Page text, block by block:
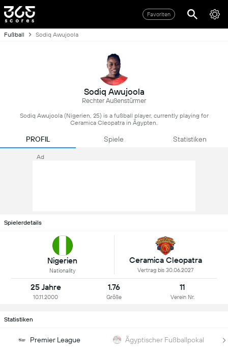
Favoriten
Fußball Sodiq Awujoola
Sodiq Awujoola
Rechter Außenstürmer
Sodiq Awujoola (Nigerien, 25) is a fußball player, currently playing for
Ceramica Cleopatra in Ägypten.
PROFIL Spiele Statistiken
Ad
Spielerdetails
Nigerien
Nationality
Ceramica Cleopatra
Vertrag bis 30.06.2027
25 Jahre
10.11.2000
1.76
Größe
11
Verein Nr.
Statistiken
Premier League Ägyptischer Fußballpokal